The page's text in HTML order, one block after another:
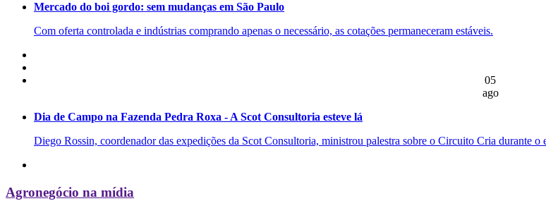
Mercado do boi gordo: sem mudanças em São Paulo
Com oferta controlada e indústrias comprando apenas o necessário, as cotações permaneceram estáveis.
05
ago
Dia de Campo na Fazenda Pedra Roxa - A Scot Consultoria esteve lá
Diego Rossin, coordenador das expedições da Scot Consultoria, ministrou palestra sobre o Circuito Cria durante
Agronegócio na mídia